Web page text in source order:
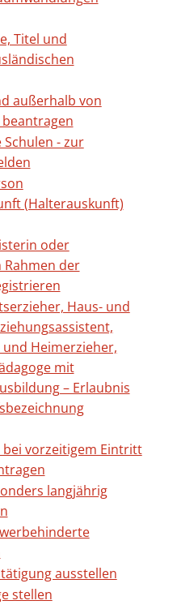
Titel und
außerhalb von
- zur
(Halterauskunft)
oder
der
Haus- und
und Heimerzieher,
mit
– Erlaubnis
vorzeitigem Eintritt
langjährig
ausstellen
stellen